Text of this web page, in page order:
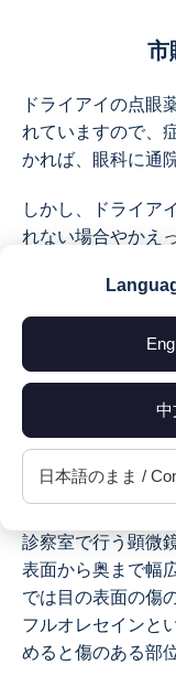
中
日本語のまま /
市
ドライアイの点眼
れていますので、
かれば、眼科に通
しかし、ドライア
れない場合やかえ
ります。その場合
ドライアイの
ドライアイの検査
・顕微鏡検査
診察室で行う顕微
表面から奥まで幅
では目の表面の傷
フルオレセインと
めると傷のある部